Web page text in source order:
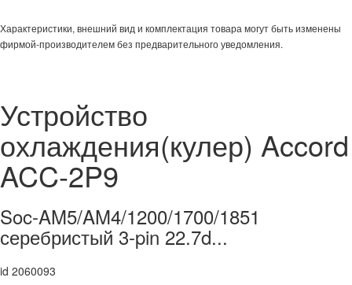
Характеристики, внешний вид и комплектация товара могут быть изменены
фирмой-производителем без предварительного уведомления.
Устройство
охлаждения(кулер) Accord
ACC-2P9
Soc-AM5/AM4/1200/1700/1851
серебристый 3-pin 22.7d...
id 2060093